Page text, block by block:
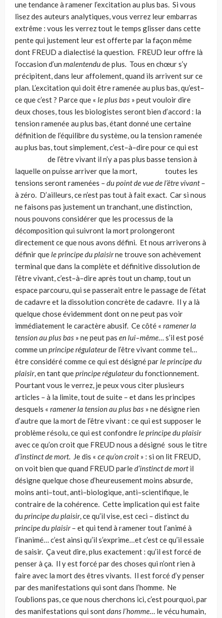
une tendance à ramener l’excitation au plus bas. Si vous
lisez des auteurs analytiques, vous verrez leur embarras
extrê­me : vous les verrez tout le temps glisser dans cette
pente qui justement leur est offerte par la façon même
dont FREUD a dialectisé la question. FREUD leur offre là
l’occasion d’un malentendude plus. Tous en chœur s’y
précipitent, dans leur affolement, quand ils arrivent sur ce
plan. L’excitation qui doit être ramenée au plus bas, qu’est–
ce que c’est ? Parce que « le plus bas » peut vouloir dire
deux choses, tous les biologistes seront bien d’accord : la
tension ramenée au plus bas, étant donné une certaine
définition de l’équilibre du système, ou la tension ramenée
au plus bas, tout simplement, c’est–à–dire pour ce qui est
de l’être vivant il n’y a pas plus basse tension à
laquelle on puisse arriver que la mort, toutes les
tensions seront ramenées – du point de vue de l’être vivant–
à zéro. D’ailleurs, ce n’est pas tout à fait exact. Car si nous
ne faisons pas justement un tranchant, une distinction,
nous pouvons considérer que les processus de la
décomposition qui suivront la mort prolongeront
directement ce que nous avons défini. Et nous arriverons à
définir quele principe du plaisirne trouve son achèvement
terminal que dans la complète et définitive dissolution de
l’être vivant, c’est–à–dire après tout un champ, tout un
espace parcouru, qui se passerait entre le passage de l’état
de cadavre et la dissolution concrète de cadavre. Il y a là
quelque chose évidem­ment dont on ne peut pas voir
immédiatement le caractère abusif. Ce côté « ramener la
tension au plus bas » ne peut pas en lui–même… s’il est posé
comme un principe régulateurde l’être vivant comme tel…
être considéré comme ce qui est désigné parle principe du
plaisir, en tant queprincipe régulateurdu fonction­nement.
Pourtant vous le verrez, je peux vous citer plusieurs
articles – à la limite, tout de suite – et dans les principes
desquels « ramener la tension au plus bas » ne désigne rien
d’autre que la mort de l’être vivant : ce qui est supposer le
problème réso­lu, ce qui est confondrele principe du plaisir
avec ce qu’on croit que FREUD nous a désigné sous le titre
d’instinct de mort. Je dis « ce qu’on croit» : si on lit FREUD,
on voit bien que quand FREUD parled’instinct de mortil
désigne quelque chose d’heureusement moins absurde,
moins anti–tout, anti–biologique, anti–scienti­fique, le
contraire de la cohérence. Cette implication qui est faite
du principe du plaisir, ce qu’il vise, est ceci – distinct du
principe du plaisir– et qui tend à ramener tout l’animé à
l’inanimé… c’est ainsi qu’il s’exprime…et c’est ce qu’il essaie
de saisir. Ça veut dire, plus exactement : qu’il est forcé de
penser à ça. Il y est forcé par des choses qui n’ont rien à
faire avec la mort des êtres vivants. Il est forcé d’y penser
par des manifestations qui sont dans l’homme. Ne
l’oublions pas, ce que nous cherchons ici, c’est pourquoi, par
des manifestations qui sontdans l’homme… le vécu humain,